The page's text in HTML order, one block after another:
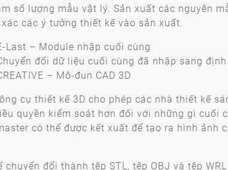
số lượng mẫu vật lý. Sản xuất các nguyên
các ý tưởng thiết kế vào sản xuất.
Last – Module nhập cuối cùng
đổi dữ liệu cuối cùng đã nhập sang
– Mô-đun CAD 3D
cụ thiết kế 3D cho phép các nhà thiết kế
quyền kiểm soát hơn đối với những gì cuối
có thể được kết xuất để tạo ra hình ảnh
chuyển đổi thành tệp STL, tệp OBJ và tệp